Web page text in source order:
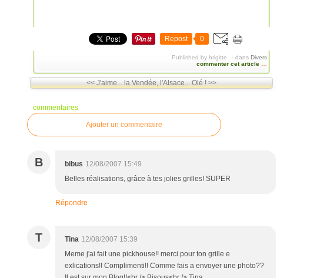
Repost 0
Published by brigitte - dans Divers
commenter cet article
<< J'aime... la Vendée, l'Alsace... Olé ! >>
commentaires
Ajouter un commentaire
B bibus 12/08/2007 15:49
Belles réalisations, grâce à tes jolies grilles! SUPER
Répondre
T Tina 12/08/2007 15:39
Meme j'ai fait une pickhouse!! merci pour ton grille e
exlications!! Complimenti!! Comme fais a envoyer une photo??